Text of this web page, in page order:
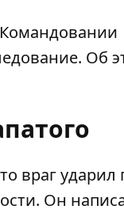
Об
враг ударил
Он